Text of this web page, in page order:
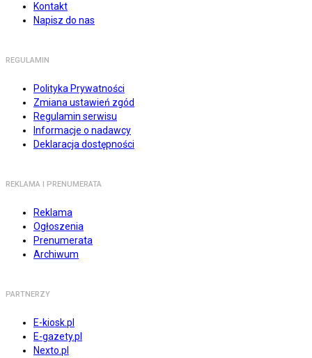
Kontakt
Napisz do nas
REGULAMIN
Polityka Prywatności
Zmiana ustawień zgód
Regulamin serwisu
Informacje o nadawcy
Deklaracja dostępności
REKLAMA I PRENUMERATA
Reklama
Ogłoszenia
Prenumerata
Archiwum
PARTNERZY
E-kiosk.pl
E-gazety.pl
Nexto.pl